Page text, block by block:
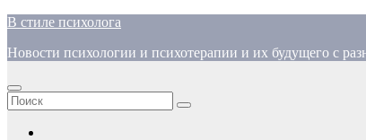
Перейти
содержимому
В стиле психолога
Новости психологии и психотерапии и их будущего с